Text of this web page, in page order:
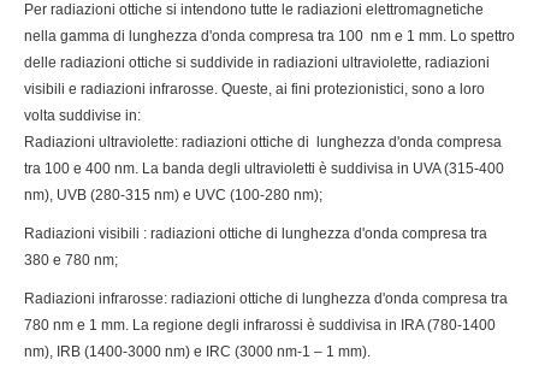
Per radiazioni ottiche si intendono tutte le radiazioni elettromagnetiche
nella gamma di lunghezza d'onda compresa tra 100 nm e 1 mm. Lo spettro
delle radiazioni ottiche si suddivide in radiazioni ultraviolette, radiazioni
visibili e radiazioni infrarosse. Queste, ai fini protezionistici, sono a loro
volta suddivise in:
Radiazioni ultraviolette: radiazioni ottiche di lunghezza d'onda compresa
tra 100 e 400 nm. La banda degli ultravioletti è suddivisa in UVA (315-400
nm), UVB (280-315 nm) e UVC (100-280 nm);
Radiazioni visibili : radiazioni ottiche di lunghezza d'onda compresa tra
380 e 780 nm;
Radiazioni infrarosse: radiazioni ottiche di lunghezza d'onda compresa tra
780 nm e 1 mm. La regione degli infrarossi è suddivisa in IRA (780-1400
nm), IRB (1400-3000 nm) e IRC (3000 nm-1 – 1 mm).